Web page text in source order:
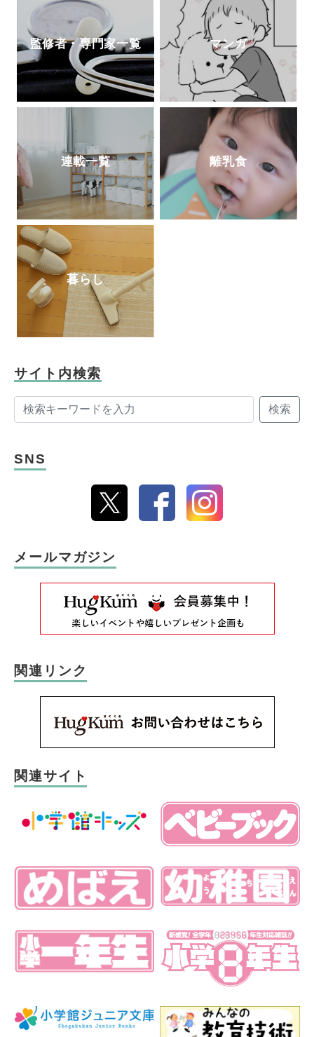
監修者・専門家一覧 マンガ
連載一覧 離乳食
暮らし
サイト内検索
検索
SNS
メールマガジン
関連リンク
関連サイト